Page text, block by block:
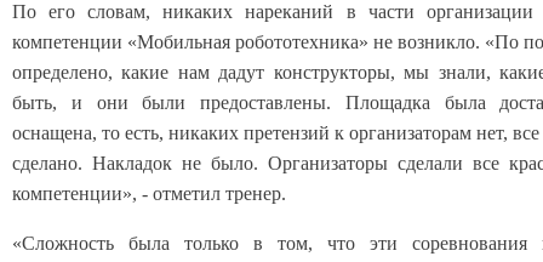
По его словам, никаких нареканий в части
компетенции «Мобильная робототехника» не возникло. «По
определено, какие нам дадут конструкторы, мы знали,
быть, и они были предоставлены. Площадка была
оснащена, то есть, никаких претензий к организаторам нет,
сделано. Накладок не было. Организаторы сделали все
компетенции», - отметил тренер.
«Сложность была только в том, что эти соревнования